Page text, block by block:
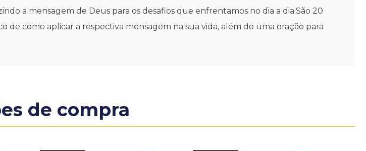
a mensagem de Deus para os desafios que enfrentamos no dia a dia.São 20
como aplicar a respectiva mensagem na sua vida, além de uma oração para
de compra